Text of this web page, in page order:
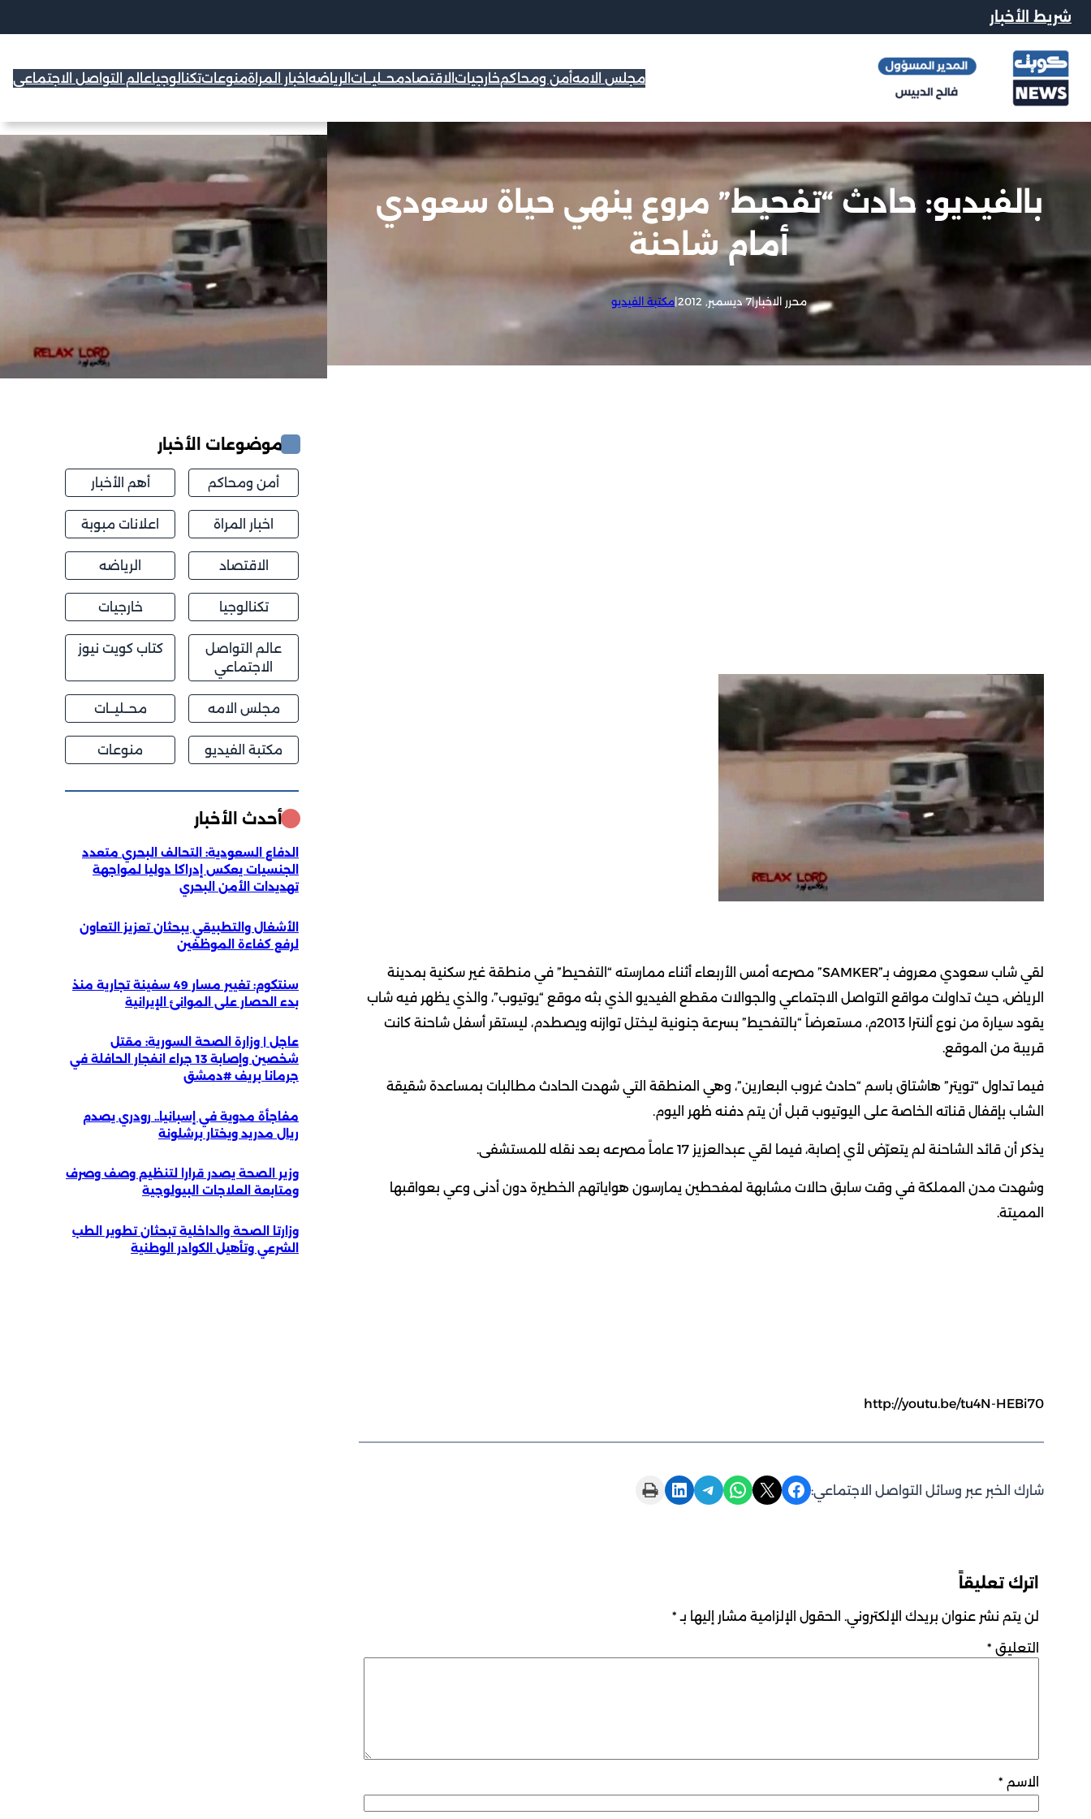
شريط الأخبار
مجلس الامهأمن ومحاكمخارجيات الاقتصادمحــليــات الرياضه اخبار المراةمنوعاتتكنالوجياعالم التواصل الاجتماعي
بالفيديو: حادث “تفحيط” مروع ينهي حياة سعودي
أمام شاحنة
محرر الاخبار|7 ديسمبر, 2012 |مكتبة الفيديو
لقي شاب سعودي معروف بـ”SAMKER” مصرعه أمس الأربعاء أثناء ممارسته “التفحيط” في منطقة غير سكنية بمدينة
الرياض، حيث تداولت مواقع التواصل الاجتماعي والجوالات مقطع الفيديو الذي بثه موقع “يوتيوب”، والذي يظهر فيه شاب
يقود سيارة من نوع ألنترا 2013م، مستعرضاً “بالتفحيط” بسرعة جنونية ليختل توازنه ويصطدم، ليستقر أسفل شاحنة كانت
قريبة من الموقع.
فيما تداول “تويتر” هاشتاق باسم “حادث غروب البعارين”، وهي المنطقة التي شهدت الحادث مطالبات بمساعدة شقيقة
الشاب بإقفال قناته الخاصة على اليوتيوب قبل أن يتم دفنه ظهر اليوم.
يذكر أن قائد الشاحنة لم يتعرّض لأي إصابة، فيما لقي عبدالعزيز 17 عاماً مصرعه بعد نقله للمستشفى.
وشهدت مدن المملكة في وقت سابق حالات مشابهة لمفحطين يمارسون هواياتهم الخطيرة دون أدنى وعي بعواقبها
المميتة.
http://youtu.be/tu4N-HEBi70
شارك الخبر عبر وسائل التواصل الاجتماعي: Share on Facebook
Share on X
Share on WhatsApp
Share on Telegram
Share on LinkedIn
Print this Page
اترك تعليقاً
لن يتم نشر عنوان بريدك الإلكتروني. الحقول الإلزامية مشار إليها بـ *
التعليق *
الاسم *
موضوعات الأخبار
أمن ومحاكم أهم الأخبار
اخبار المراة اعلانات مبوبة
الاقتصاد الرياضه
تكنالوجيا خارجيات
عالم التواصل
الاجتماعي
كتاب كويت نيوز
مجلس الامه محــليــات
مكتبة الفيديو منوعات
أحدث الأخبار
الدفاع السعودية: التحالف البحري متعدد
الجنسيات يعكس إدراكا دوليا لمواجهة
تهديدات الأمن البحري
الأشغال والتطبيقي يبحثان تعزيز التعاون
لرفع كفاءة الموظفين
سنتكوم: تغيير مسار 49 سفينة تجارية منذ
بدء الحصار على الموانئ الإيرانية
عاجل | وزارة الصحة السورية: مقتل
شخصين وإصابة 13 جراء انفجار الحافلة في
جرمانا بريف #دمشق
مفاجأة مدوية في إسبانيا.. رودري يصدم
ريال مدريد ويختار برشلونة
وزير الصحة يصدر قرارا لتنظيم وصف وصرف
ومتابعة العلاجات البيولوجية
وزارتا الصحة والداخلية تبحثان تطوير الطب
الشرعي وتأهيل الكوادر الوطنية